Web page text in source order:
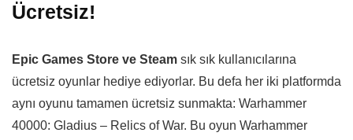
Ücretsiz!
Epic Games Store ve Steam sık sık kullanıcılarına
ücretsiz oyunlar hediye ediyorlar. Bu defa her iki platformda
aynı oyunu tamamen ücretsiz sunmakta: Warhammer
40000: Gladius – Relics of War. Bu oyun Warhammer